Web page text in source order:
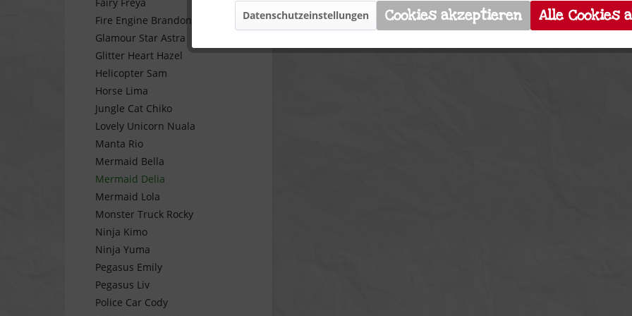
Fire Engine Brandon
Glamour Star Astra
Glitter Heart Hazel
Helicopter Sam
Horse Lima
Jungle Cat Chiko
Lovely Unicorn Nuala
Manta Rio
Mermaid Bella
Mermaid Delia
Mermaid Lola
Monster Truck Rocky
Ninja Kimo
Ninja Yuma
Pegasus Emily
Pegasus Liv
Police Car Cody
Datenschutzeinstellungen Cookies akzeptieren Alle Cookies